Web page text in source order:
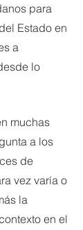
para
Estado en
a
lo
muchas
a los
de
vez varía o
la
en el